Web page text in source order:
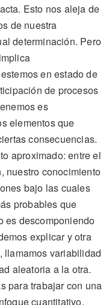
Esto nos aleja de
de nuestra
determinación. Pero
en estado de
de procesos
es
elementos que
consecuencias.
aproximado: entre el
nuestro conocimiento
bajo las cuales
probables que
es descomponiendo
explicar y otra
llamamos variabilidad
aleatoria a la otra.
para trabajar con una
cuantitativo,